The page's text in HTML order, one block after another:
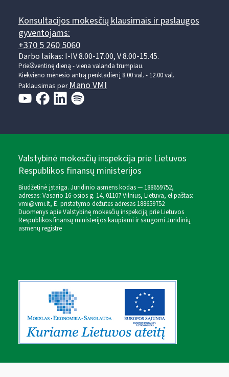
Konsultacijos mokesčių klausimais ir paslaugos
gyventojams:
+370 5 260 5060
Darbo laikas: I-IV 8.00-17.00, V 8.00-15.45.
Prieššventinę dieną - viena valanda trumpiau.
Kiekvieno mėnesio antrą penktadienį 8.00 val. - 12.00 val.
Paklausimas per Mano VMI
Valstybinė mokesčių inspekcija prie Lietuvos
Respublikos finansų ministerijos
Biudžetinė įstaiga. Juridinio asmens kodas — 188659752,
adresas: Vasario 16-osios g. 14, 01107 Vilnius, Lietuva, el.paštas:
vmi@vmi.lt, E. pristatymo dėžutės adresas 188659752
Duomenys apie Valstybinę mokesčių inspekciją prie Lietuvos
Respublikos finansų ministerijos kaupiami ir saugomi Juridinių
asmenų registre